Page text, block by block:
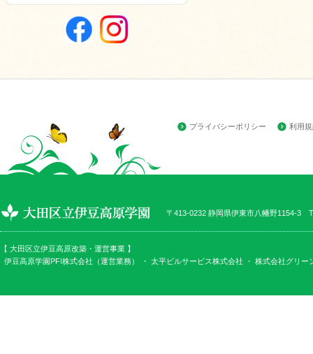
プライバシーポリシー 利用
〒413-0232 静岡県伊東市八幡野1154-3
【 大田区立伊豆高原改築・運営事業 】
伊豆高原学園PFI株式会社（運営業務） ・ 太平ビルサービス株式会社 ・ 株式会社グリー